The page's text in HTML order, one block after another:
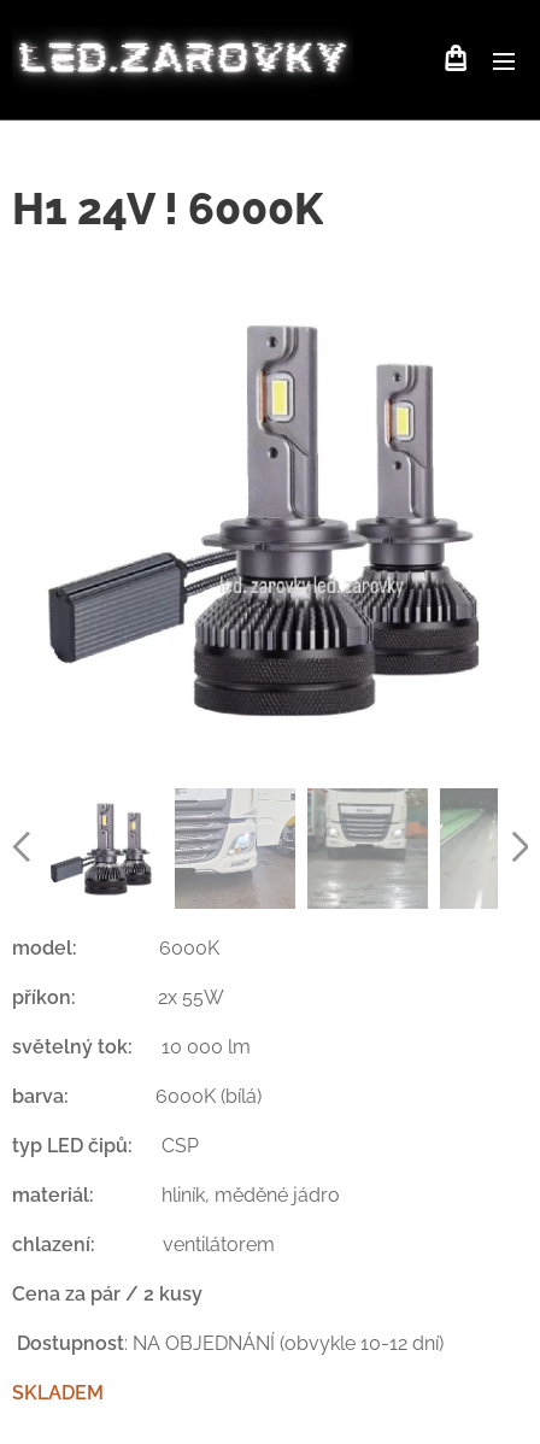
H1 24V ! 6000K
model: 6000K
příkon: 2x 55W
světelný tok: 10 000 lm
barva: 6000K (bílá)
typ LED čipů: CSP
materiál: hliník, měděné jádro
chlazení: ventilátorem
Cena za pár / 2 kusy
Dostupnost: NA OBJEDNÁNÍ (obvykle 10-12 dní)
SKLADEM